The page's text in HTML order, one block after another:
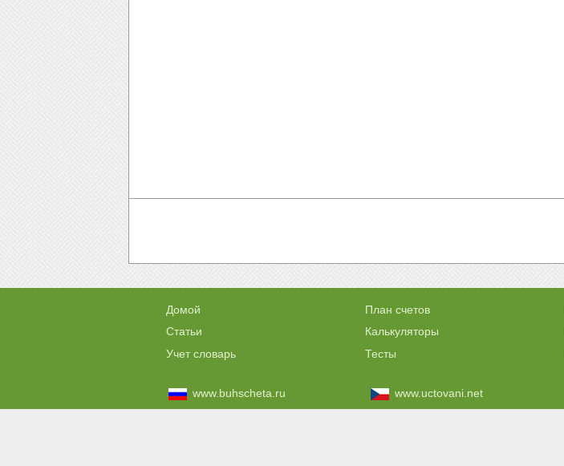
Домой План счетов
Статьи
Калькуляторы
Учет словарь
Тесты
www.buhscheta.ru www.uctovani.net